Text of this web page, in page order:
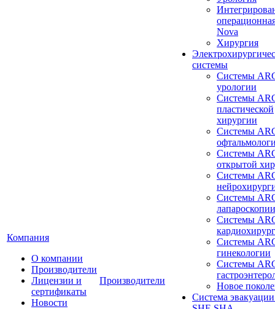
Компания
О компании
Производители
Лицензии и
сертификаты
Новости
Производители
Nova
Хирургия
системы
Системы
урологии
Системы
пластической
хирургии
Системы
Системы
открытой
Системы
Системы
лапароскопии
Системы
Системы
гинекологии
Системы
Новое
Система